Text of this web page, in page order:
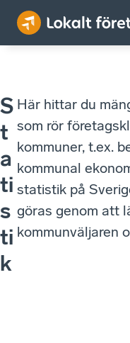
S
t
a
ti
s
ti
k
Här hittar du
som rör
kommuner, t.ex.
kommunal
statistik på
göras genom att
kommunväljaren